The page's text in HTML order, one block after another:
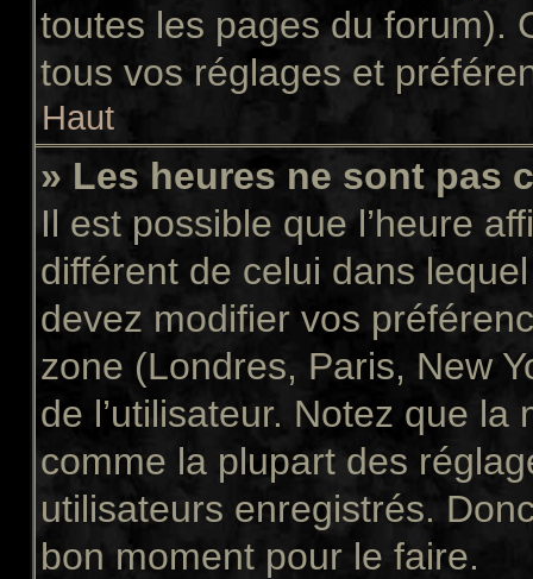
toutes les pages du forum).
tous vos réglages et
Haut
» Les heures ne sont pas
Il est possible que l’heure
différent de celui dans
devez modifier vos
zone (Londres, Paris, New
de l’utilisateur. Notez que
comme la plupart des
utilisateurs enregistrés.
bon moment pour le faire.